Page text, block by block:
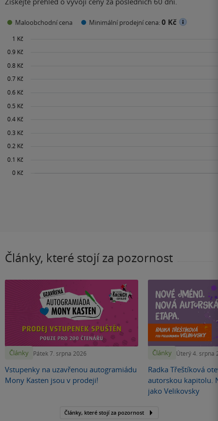
Maloobchodní cena Minimální prodejní cena:0 Kč
Články, které stojí za pozornost
Články Pátek 7. srpna 2026
Vstupenky na uzavřenou autogramiádu
Mony Kasten jsou v prodeji!
Články Úterý 4. srpna
Radka Třeštíková
autorskou kapitolu.
jako Velikovsky
Články, které stojí za pozornost